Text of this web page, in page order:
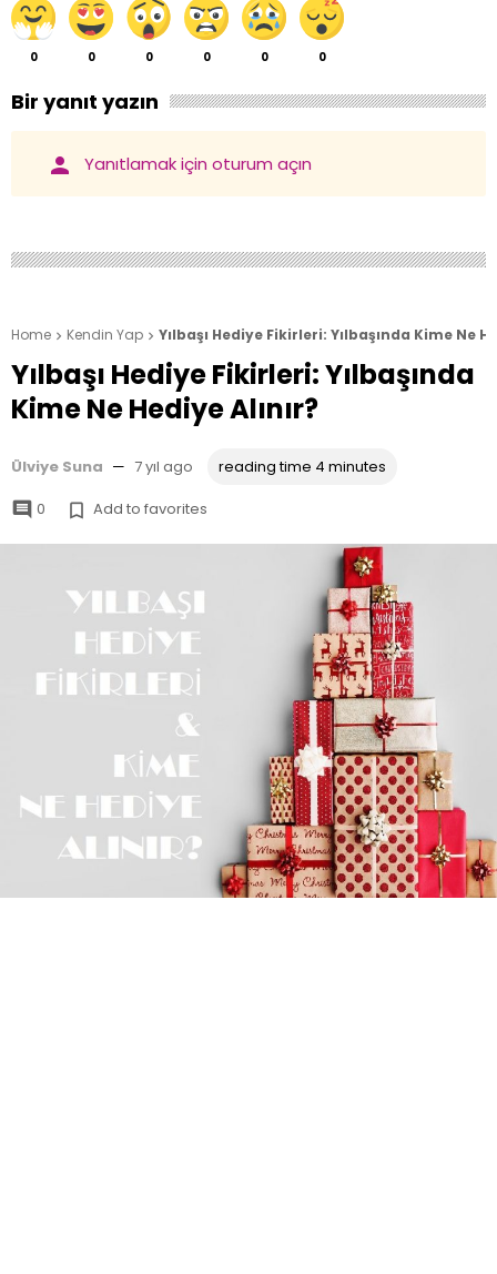
0 0 0 0 0 0
Bir yanıt yazın
person Yanıtlamak için oturum açın
Home  Kendin Yap  Yılbaşı Hediye Fikirleri: Yılbaşında Kime Ne
Yılbaşı Hediye Fikirleri: Yılbaşında
Kime Ne Hediye Alınır?
Ülviye Suna — 7 yıl ago reading time 4 minutes
 0  Add to favorites